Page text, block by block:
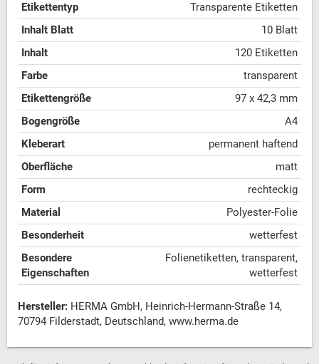
Etikettentyp
Transparente Etiketten
Inhalt Blatt
10 Blatt
Inhalt
120 Etiketten
Farbe
transparent
Etikettengröße
97 x 42,3 mm
Bogengröße
A4
Kleberart
permanent haftend
Oberfläche
matt
Form
rechteckig
Material
Polyester-Folie
Besonderheit
wetterfest
Besondere
Eigenschaften
Folienetiketten, transparent,
wetterfest
Hersteller: HERMA GmbH, Heinrich-Hermann-Straße 14,
70794 Filderstadt, Deutschland, www.herma.de